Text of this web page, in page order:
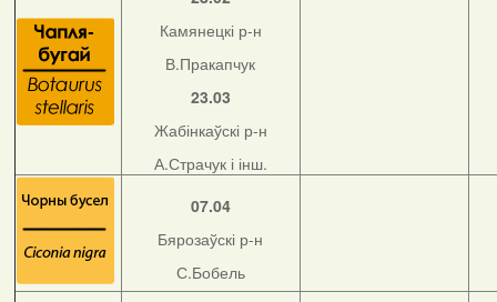
Камянецкі р-н
В.Пракапчук
23.03
Жабінкаўскі р-н
А.Страчук і інш.
07.04
Бярозаўскі р-н
С.Бобель